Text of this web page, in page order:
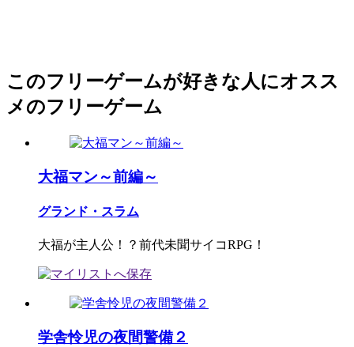
このフリーゲームが好きな人にオスス
メのフリーゲーム
大福マン～前編～
グランド・スラム
大福が主人公！？前代未聞サイコRPG！
学舎怜児の夜間警備２